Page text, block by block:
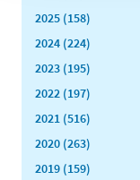
2025 (158)
2024 (224)
2023 (195)
2022 (197)
2021 (516)
2020 (263)
2019 (159)